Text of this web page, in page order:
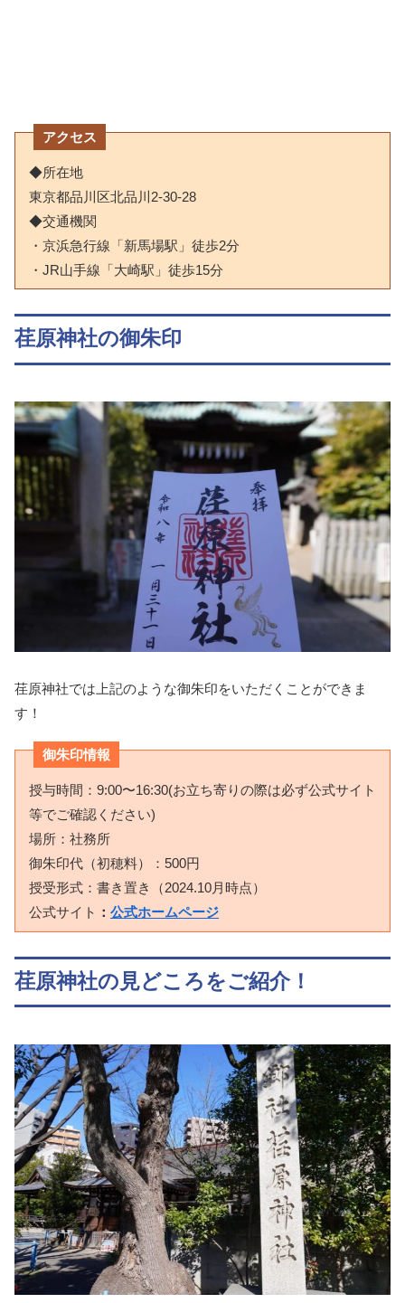
アクセス
◆所在地
東京都品川区北品川2-30-28
◆交通機関
・京浜急行線「新馬場駅」徒歩2分
・JR山手線「大崎駅」徒歩15分
荏原神社の御朱印
荏原神社では上記のような御朱印をいただくことができま
す！
御朱印情報
授与時間：9:00〜16:30(お立ち寄りの際は必ず公式サイト
等でご確認ください)
場所：社務所
御朱印代（初穂料）：500円
授受形式：書き置き（2024.10月時点）
公式サイト ： 公式ホームページ
荏原神社の見どころをご紹介！